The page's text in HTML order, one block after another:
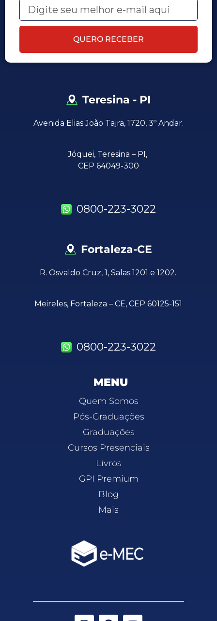
QUERO RECEBER
Teresina - PI
Avenida Elias João Tajra, 1720, 3º Andar.
Jóquei, Teresina – PI,
CEP 64049-300
0800-223-3022
Fortaleza-CE
R. Osvaldo Cruz, 1, Salas 1201 e 1202.
Meireles, Fortaleza – CE, CEP 60125-151
0800-223-3022
MENU
Quem Somos
Pós-Graduações
Graduações
Cursos Presenciais
Livros
GPI Premium
Blog
Mais